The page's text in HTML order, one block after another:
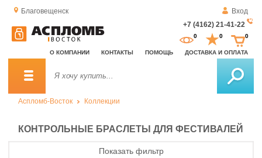
Благовещенск
Вход
+7 (4162) 21-41-22
О КОМПАНИИ КОНТАКТЫ ПОМОЩЬ ДОСТАВКА И ОПЛАТА
0 0 0
Аспломб-Восток Коллекции
КОНТРОЛЬНЫЕ БРАСЛЕТЫ ДЛЯ ФЕСТИВАЛЕЙ
Показать фильтр